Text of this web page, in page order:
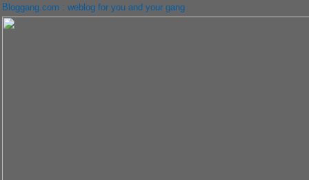
Bloggang.com : weblog for you and your gang